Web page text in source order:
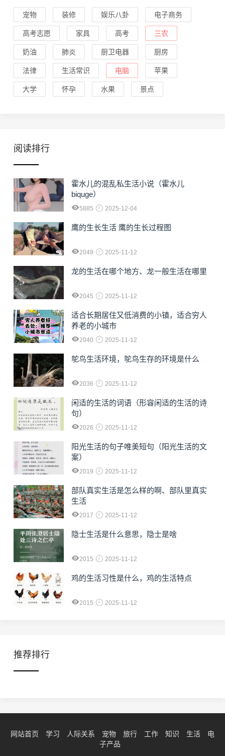
宠物 装修 娱乐八卦 电子商务
高考志愿 家具 高考 三农
奶油 肺炎 厨卫电器 厨房
法律 生活常识 电脑 苹果
大学 怀孕 水果 景点
阅读排行
霍水儿的混乱私生活小说（霍水儿
biquge）
5885 2025-12-04
鹰的生长生活 鹰的生长过程图
2049 2025-11-12
龙的生活在哪个地方、龙一般生活在哪里
2045 2025-11-12
适合长期居住又低消费的小镇，适合穷人
养老的小城市
2040 2025-11-12
鸵鸟生活环境，鸵鸟生存的环境是什么
2036 2025-11-12
闲适的生活的词语（形容闲适的生活的诗
句）
2026 2025-11-12
阳光生活的句子唯美短句（阳光生活的文
案）
2019 2025-11-12
部队真实生活是怎么样的啊、部队里真实
生活
2017 2025-11-12
隐士生活是什么意思，隐士是啥
2015 2025-11-12
鸡的生活习性是什么，鸡的生活特点
2015 2025-11-12
推荐排行
网站首页 学习 人际关系 宠物 旅行 工作 知识 生活
电
子产品